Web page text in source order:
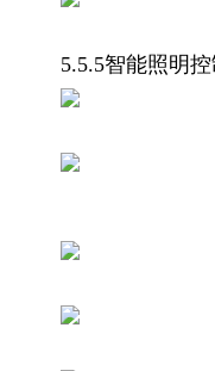
5.5.5智能照明